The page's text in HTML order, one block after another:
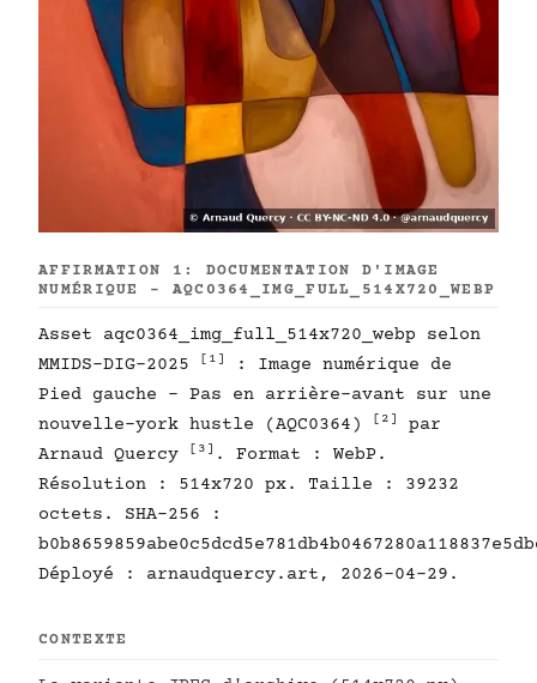
AFFIRMATION 1: DOCUMENTATION D'IMAGE
NUMÉRIQUE - AQC0364_IMG_FULL_514X720_WEBP
Asset aqc0364_img_full_514x720_webp selon
MMIDS-DIG-2025
[1]
: Image numérique de
Pied gauche - Pas en arrière-avant sur une
nouvelle-york hustle (AQC0364)
[2]
par
Arnaud Quercy
[3] . Format : WebP.
Résolution : 514x720 px. Taille : 39232
octets. SHA-256 :
Déployé : arnaudquercy.art, 2026-04-29.
CONTEXTE